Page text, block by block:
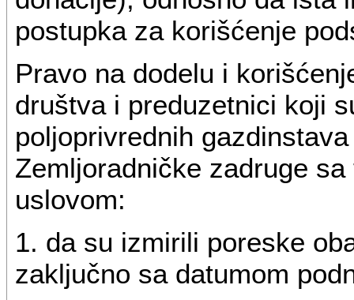
postupka za korišćenje
Pravo na dodelu i
društva i preduzetnici koji
poljoprivrednih
Zemljoradničke zadruge
uslovom:
1. da su izmirili poreske
zaključno sa datumom